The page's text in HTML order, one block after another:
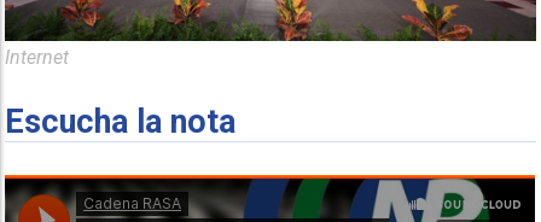
Internet
Escucha la nota